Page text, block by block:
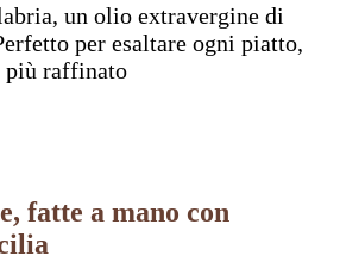
un olio extravergine di
per esaltare ogni piatto,
più raffinato
fatte a mano con